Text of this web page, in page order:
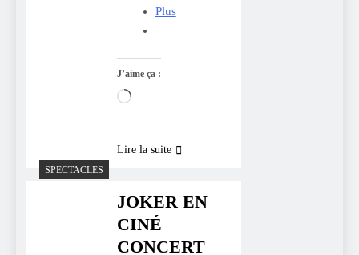
Plus
J’aime ça :
Chargement…
Lire la suite
SPECTACLES
JOKER EN
CINÉ
CONCERT